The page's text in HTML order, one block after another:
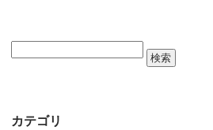
カテゴリ